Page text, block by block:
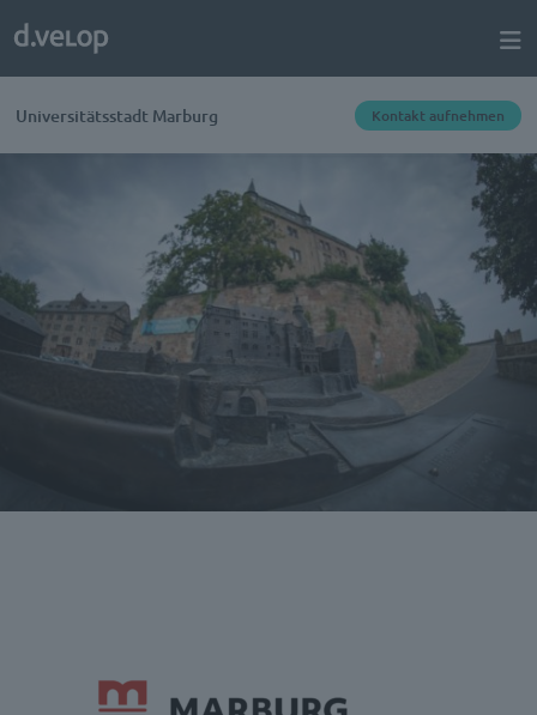
Universitätsstadt Marburg Kontakt aufnehmen